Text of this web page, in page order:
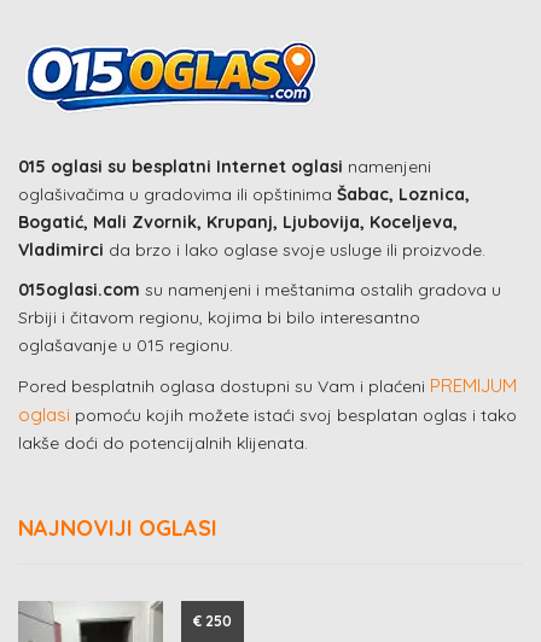
015 oglasi su besplatni Internet oglasi namenjeni
oglašivačima u gradovima ili opštinima Šabac, Loznica,
Bogatić, Mali Zvornik, Krupanj, Ljubovija, Koceljeva,
Vladimirci da brzo i lako oglase svoje usluge ili proizvode.
015oglasi.com su namenjeni i meštanima ostalih gradova u
Srbiji i čitavom regionu, kojima bi bilo interesantno
oglašavanje u 015 regionu.
Pored besplatnih oglasa dostupni su Vam i plaćeni PREMIJUM
oglasi pomoću kojih možete istaći svoj besplatan oglas i tako
lakše doći do potencijalnih klijenata.
NAJNOVIJI OGLASI
€ 250